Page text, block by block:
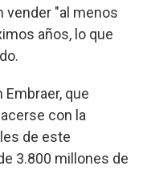
vender "al menos
años, lo que
que
con la
de este
3.800 millones de